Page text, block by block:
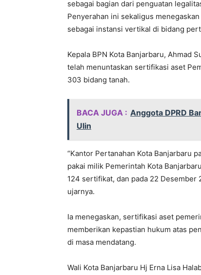
sebagai bagian dari penguatan
Penyerahan ini sekaligus
sebagai instansi vertikal di bidang
Kepala BPN Kota Banjarbaru, Ahmad
telah menuntaskan sertifikasi aset
303 bidang tanah.
BACA JUGA : Anggota DPRD
Ulin
“Kantor Pertanahan Kota Banjarbaru
pakai milik Pemerintah Kota
124 sertifikat, dan pada 22 Desember
ujarnya.
Ia menegaskan, sertifikasi aset
memberikan kepastian hukum atas
di masa mendatang.
Wali Kota Banjarbaru Hj Erna Lisa